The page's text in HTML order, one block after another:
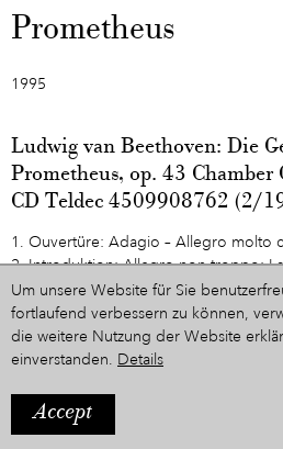
Prometheus
1995
Ludwig van Beethoven: Die
Prometheus, op. 43 Chamber
CD Teldec 4509908762 (2/
1. Ouvertüre: Adagio – Allegro molto
2. Introduktion: Allegro non troppo:
3. Poco adagio
4. Adagio – Allegro con brio
5. Allegro vivace
6. Maestoso – Andante
8. Un poco Adagio – Allegretto
Um unsere Website für Sie
fortlaufend verbessern zu können,
die weitere Nutzung der Website
einverstanden. Details
Accept